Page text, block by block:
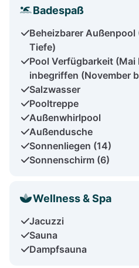
Badespaß
Beheizbarer
Tiefe)
Pool Verfügbarkeit (Mai
inbegriffen (November
Salzwasser
Pooltreppe
Außenwhirlpool
Außendusche
Sonnenliegen (14)
Sonnenschirm (6)
Wellness & Spa
Jacuzzi
Sauna
Dampfsauna